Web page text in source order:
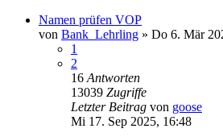
Namen prüfen VOP
von Bank_Lehrling » Do 6. Mär
1
2
16 Antworten
13039 Zugriffe
Letzter Beitrag von goose
Mi 17. Sep 2025, 16:48